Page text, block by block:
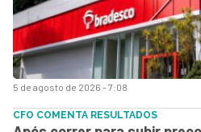
5 de agosto de 2026 - 7:08
CFO COMENTA RESULTADOS